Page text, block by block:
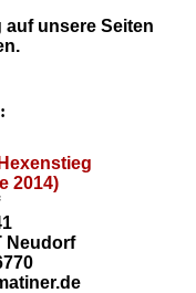
auf unsere Seiten
2014)
Neudorf